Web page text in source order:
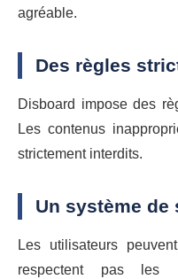
agréable.
Des règles
Disboard impose des
Les contenus
strictement interdits.
Un système de
Les utilisateurs
respectent pas les